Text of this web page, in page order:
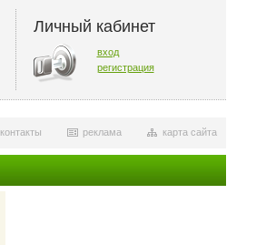
Личный кабинет
вход
регистрация
карта сайта
реклама
контакты